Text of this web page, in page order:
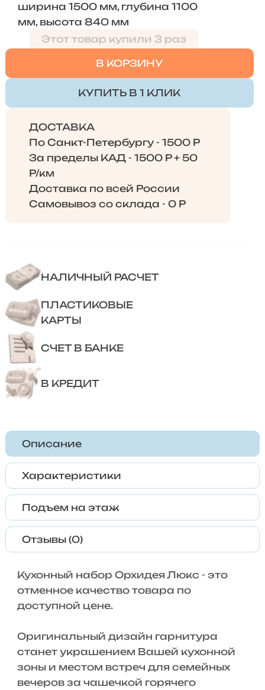
ширина 1500 мм, глубина 1100
мм, высота 840 мм
Этот товар купили 3 раз
В КОРЗИНУ
КУПИТЬ В 1 КЛИК
ДОСТАВКА
По Санкт-Петербургу - 1500 Р
За пределы КАД - 1500 Р + 50
Р/км
Доставка по всей России
Самовывоз со склада - 0 Р
НАЛИЧНЫЙ РАСЧЕТ
ПЛАСТИКОВЫЕ
КАРТЫ
СЧЕТ В БАНКЕ
В КРЕДИТ
Описание
Характеристики
Подъем на этаж
Отзывы (0)
Кухонный набор Орхидея Люкс - это
отменное качество товара по
доступной цене.
Оригинальный дизайн гарнитура
станет украшением Вашей кухонной
зоны и местом встреч для семейных
вечеров за чашечкой горячего